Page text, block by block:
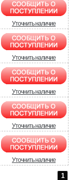
Уточнить наличие
Уточнить наличие
Уточнить наличие
Уточнить наличие
Уточнить наличие
1